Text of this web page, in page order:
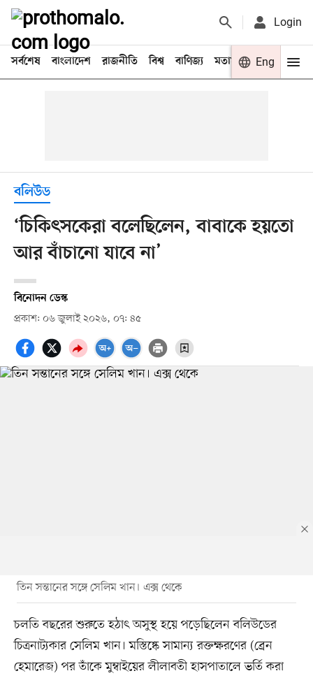
Login
সর্বশেষ বাংলাদেশ রাজনীতি বিশ্ব বাণিজ্য মতামত খেলা
Eng
বলিউড
‘চিকিৎসকেরা বলেছিলেন, বাবাকে হয়তো
আর বাঁচানো যাবে না’
বিনোদন ডেস্ক
প্রকাশ: ০৬ জুলাই ২০২৬, ০৭: ৪৫
তিন সন্তানের সঙ্গে সেলিম খান। এক্স থেকে
চলতি বছরের শুরুতে হঠাৎ অসুস্থ হয়ে পড়েছিলেন বলিউডের
চিত্রনাট্যকার সেলিম খান। মস্তিষ্কে সামান্য রক্তক্ষরণের (ব্রেন
হেমারেজ) পর তাঁকে মুম্বাইয়ের লীলাবতী হাসপাতালে ভর্তি করা